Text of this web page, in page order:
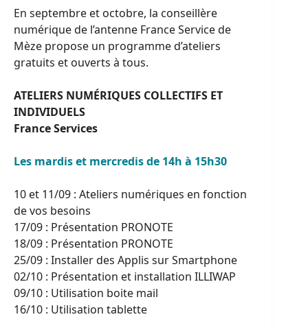
En septembre et octobre, la conseillère
numérique de l’antenne France Service de
Mèze propose un programme d’ateliers
gratuits et ouverts à tous.
ATELIERS NUMÉRIQUES COLLECTIFS ET
INDIVIDUELS
France Services
Les mardis et mercredis de 14h à 15h30
10 et 11/09 : Ateliers numériques en fonction
de vos besoins
17/09 : Présentation PRONOTE
18/09 : Présentation PRONOTE
25/09 : Installer des Applis sur Smartphone
02/10 : Présentation et installation ILLIWAP
09/10 : Utilisation boite mail
16/10 : Utilisation tablette